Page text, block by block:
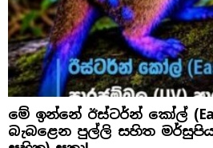
මේ ඉන්නේ ඊස්ටර්න් කෝල්
බැබළෙන පුල්ලි සහිත